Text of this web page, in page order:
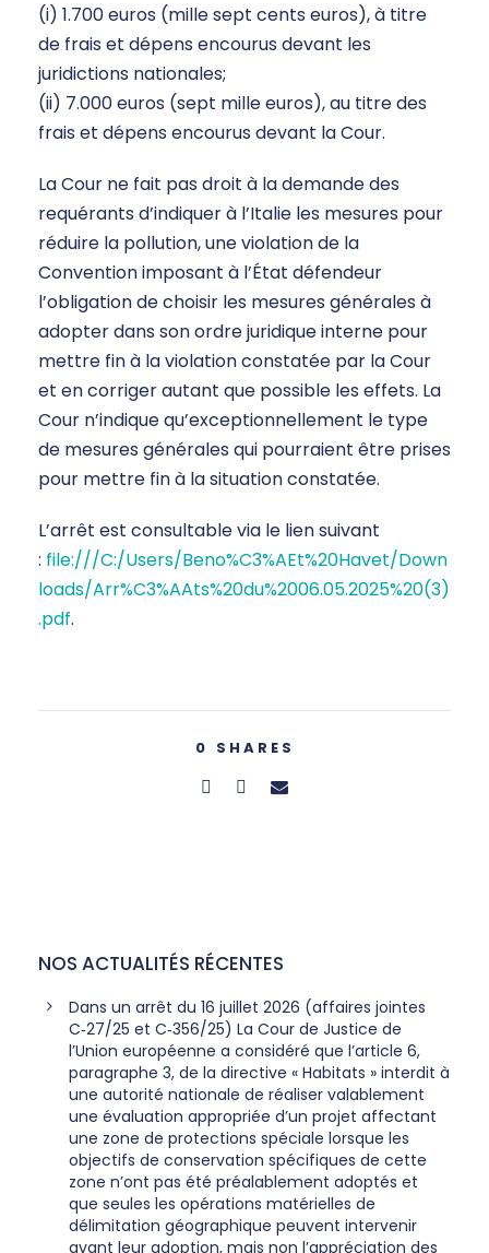
(i) 1.700 euros (mille sept cents euros), à titre
de frais et dépens encourus devant les
juridictions nationales;
(ii) 7.000 euros (sept mille euros), au titre des
frais et dépens encourus devant la Cour.
La Cour ne fait pas droit à la demande des
requérants d’indiquer à l’Italie les mesures pour
réduire la pollution, une violation de la
Convention imposant à l’État défendeur
l’obligation de choisir les mesures générales à
adopter dans son ordre juridique interne pour
mettre fin à la violation constatée par la Cour
et en corriger autant que possible les effets. La
Cour n’indique qu’exceptionnellement le type
de mesures générales qui pourraient être prises
pour mettre fin à la situation constatée.
L’arrêt est consultable via le lien suivant
: file:///C:/Users/Beno%C3%AEt%20Havet/Down
loads/Arr%C3%AAts%20du%2006.05.2025%20(3)
.pdf.
0 SHARES
NOS ACTUALITÉS RÉCENTES
Dans un arrêt du 16 juillet 2026 (affaires jointes
C‑27/25 et C‑356/25) La Cour de Justice de
l’Union européenne a considéré que l’article 6,
paragraphe 3, de la directive « Habitats » interdit à
une autorité nationale de réaliser valablement
une évaluation appropriée d’un projet affectant
une zone de protections spéciale lorsque les
objectifs de conservation spécifiques de cette
zone n’ont pas été préalablement adoptés et
que seules les opérations matérielles de
délimitation géographique peuvent intervenir
avant leur adoption, mais non l’appréciation des